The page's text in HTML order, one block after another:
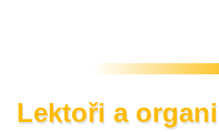
Lektoři a